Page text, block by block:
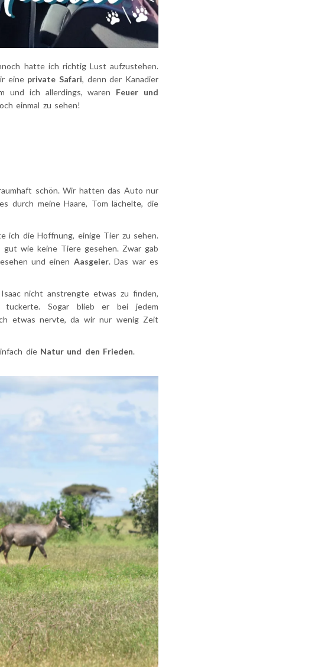
hatte ich richtig Lust aufzustehen.
eine private Safari, denn der Kanadier
und ich allerdings, waren Feuer und
einmal zu sehen!
schön. Wir hatten das Auto nur
durch meine Haare, Tom lächelte, die
ich die Hoffnung, einige Tier zu sehen.
wie keine Tiere gesehen. Zwar gab
und einen Aasgeier. Das war es
nicht anstrengte etwas zu finden,
Sogar blieb er bei jedem
etwas nervte, da wir nur wenig Zeit
die Natur und den Frieden.